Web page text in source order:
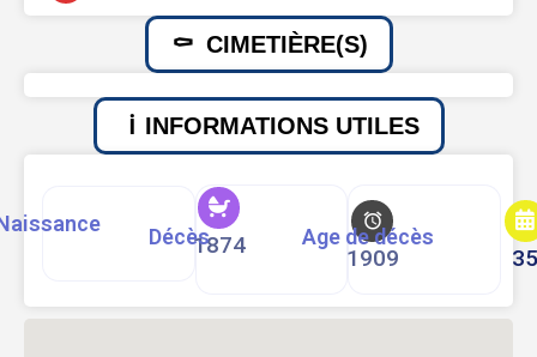
CIMETIÈRE(S)
INFORMATIONS UTILES
1874
Décès
1909
Age de décès